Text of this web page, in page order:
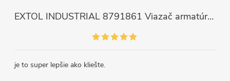
EXTOL INDUSTRIAL 8791861 Viazač armatúr aku Share20V, bez aku, drôt 0,8mm, oko 8-34mm, bezuhlíkový motor
je to super lepšie ako kliešte.